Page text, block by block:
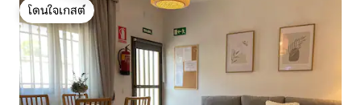
โดนใจเกสต์
โดนใจเกสต์